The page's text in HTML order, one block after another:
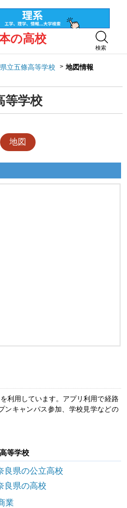
の高校
検索
立五條高等学校 地図情報
等学校
地図
利用しています。アプリ利用で経路
ンキャンパス参加、学校見学などの
等学校
良県の公立高校
良県の高校
業